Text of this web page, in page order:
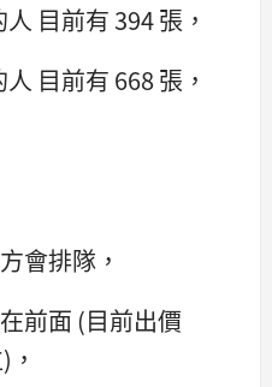
目前有 394 張，
目前有 668 張，
會排隊，
前面 (目前出價